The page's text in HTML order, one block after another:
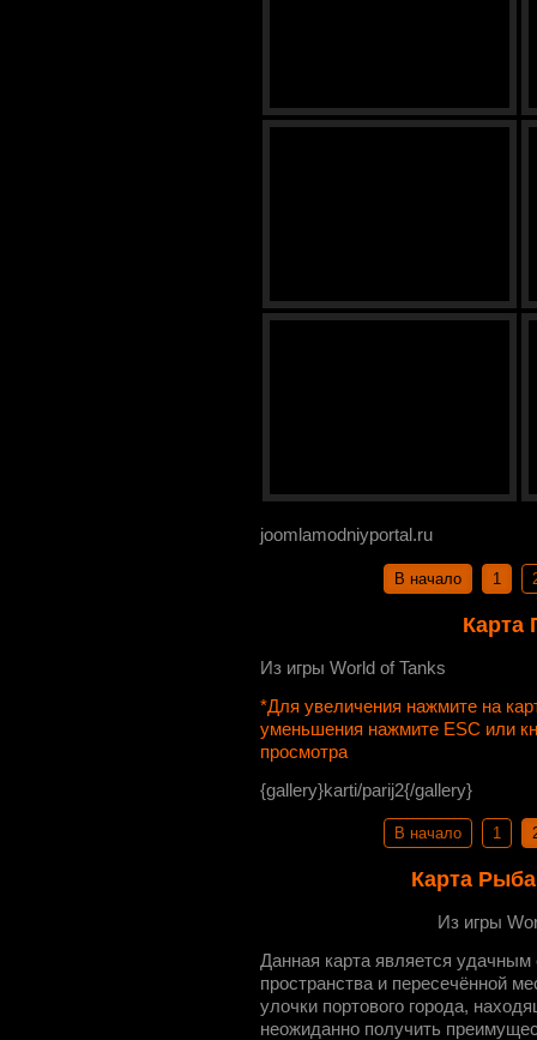
joomlamodniyportal.ru
В начало 1
Карта
Из игры World of Tanks
*Для увеличения нажмите на
уменьшения нажмите ESC или
просмотра
{gallery}karti/parij2{/gallery}
В начало 1
Карта
Из игры
Данная карта является удачным
пространства и пересечённой
улочки портового города,
неожиданно получить